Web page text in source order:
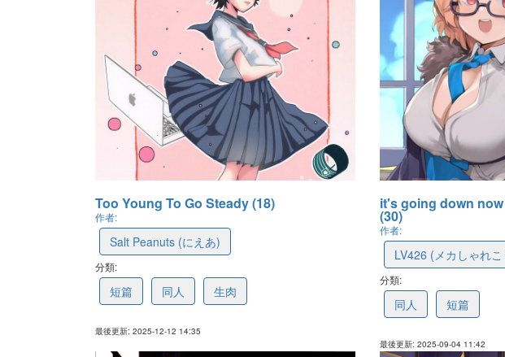
Too Young To Go Steady (18)
作者:
Salt Peanuts (にえあ)
分類:
短篇 同人 生肉
最後更新: 2025-12-12 14:35
it's going down now
(30)
作者:
LV426 (メカしゃれ
分類:
同人 短篇
最後更新: 2025-09-04 11:42